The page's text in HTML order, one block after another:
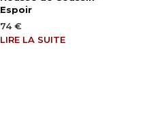
Espoir
74€
LIRE LA SUITE